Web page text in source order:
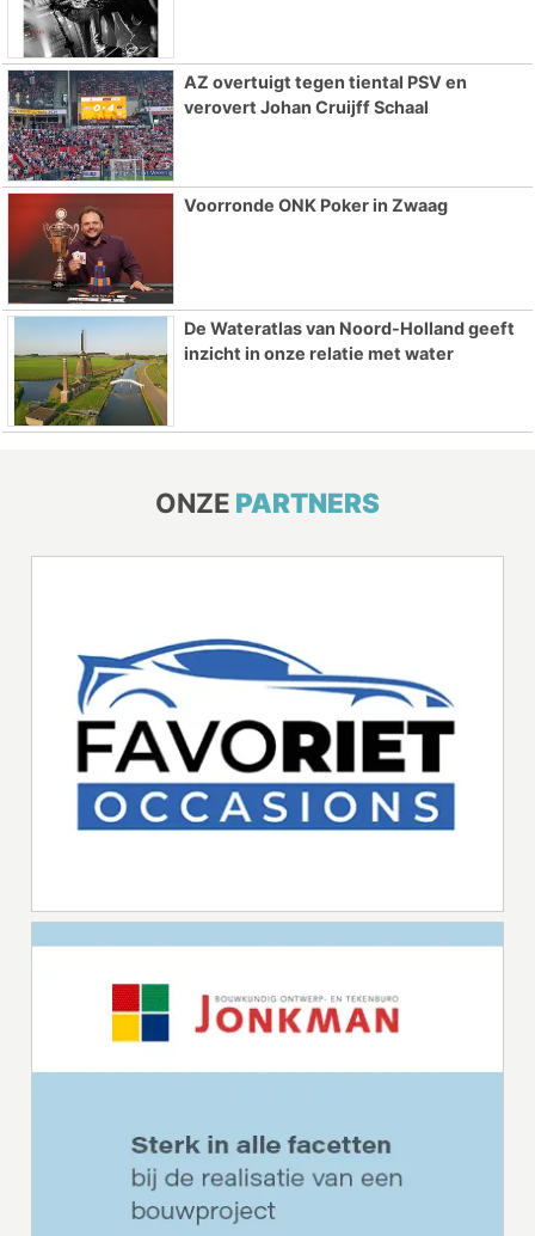
AZ overtuigt tegen tiental PSV en
verovert Johan Cruijff Schaal
Voorronde ONK Poker in Zwaag
De Wateratlas van Noord-Holland geeft
inzicht in onze relatie met water
ONZE PARTNERS